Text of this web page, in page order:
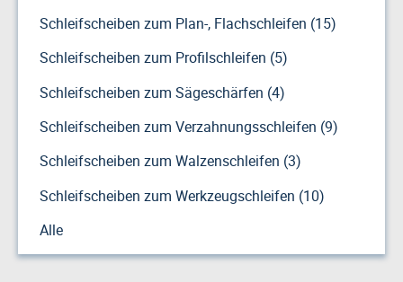
Schleifscheiben zum Plan-, Flachschleifen (15)
Schleifscheiben zum Profilschleifen (5)
Schleifscheiben zum Sägeschärfen (4)
Schleifscheiben zum Verzahnungsschleifen (9)
Schleifscheiben zum Walzenschleifen (3)
Schleifscheiben zum Werkzeugschleifen (10)
Alle